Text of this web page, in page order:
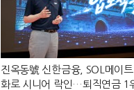
진옥동號 신한금융, SOL메이
화로 시니어 락인…퇴직연금 1